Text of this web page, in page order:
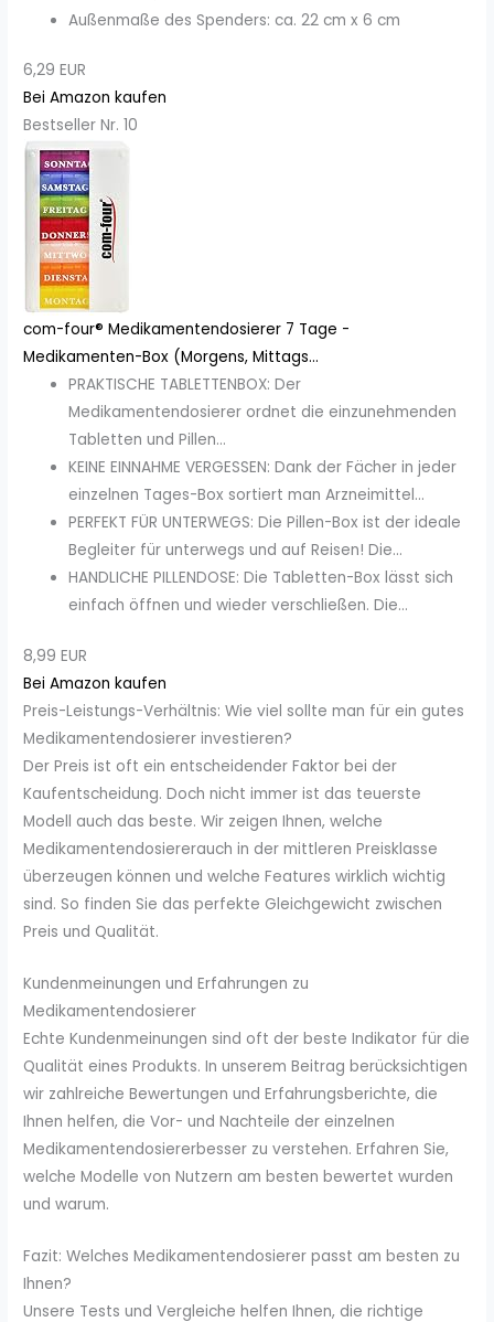
Außenmaße des Spenders: ca. 22 cm x 6 cm
6,29 EUR
Bei Amazon kaufen
Bestseller Nr. 10
com-four® Medikamentendosierer 7 Tage -
Medikamenten-Box (Morgens, Mittags...
PRAKTISCHE TABLETTENBOX: Der
Medikamentendosierer ordnet die einzunehmenden
Tabletten und Pillen...
KEINE EINNAHME VERGESSEN: Dank der Fächer in jeder
einzelnen Tages-Box sortiert man Arzneimittel...
PERFEKT FÜR UNTERWEGS: Die Pillen-Box ist der ideale
Begleiter für unterwegs und auf Reisen! Die...
HANDLICHE PILLENDOSE: Die Tabletten-Box lässt sich
einfach öffnen und wieder verschließen. Die...
8,99 EUR
Bei Amazon kaufen
Preis-Leistungs-Verhältnis: Wie viel sollte man für ein gutes
Medikamentendosierer investieren?
Der Preis ist oft ein entscheidender Faktor bei der
Kaufentscheidung. Doch nicht immer ist das teuerste
Modell auch das beste. Wir zeigen Ihnen, welche
Medikamentendosiererauch in der mittleren Preisklasse
überzeugen können und welche Features wirklich wichtig
sind. So finden Sie das perfekte Gleichgewicht zwischen
Preis und Qualität.
Kundenmeinungen und Erfahrungen zu
Medikamentendosierer
Echte Kundenmeinungen sind oft der beste Indikator für die
Qualität eines Produkts. In unserem Beitrag berücksichtigen
wir zahlreiche Bewertungen und Erfahrungsberichte, die
Ihnen helfen, die Vor- und Nachteile der einzelnen
Medikamentendosiererbesser zu verstehen. Erfahren Sie,
welche Modelle von Nutzern am besten bewertet wurden
und warum.
Fazit: Welches Medikamentendosierer passt am besten zu
Ihnen?
Unsere Tests und Vergleiche helfen Ihnen, die richtige